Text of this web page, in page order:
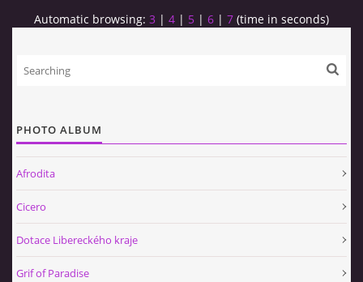
Automatic browsing: 3 | 4 | 5 | 6 | 7 (time in seconds)
PHOTO ALBUM
Afrodita
Cicero
Dotace Libereckého kraje
Grif of Paradise